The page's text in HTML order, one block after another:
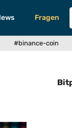
Fragen
#binance-coin